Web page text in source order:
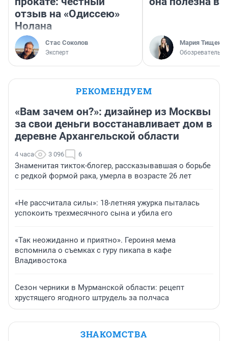
отзыв на «Одиссею»
Нолана
Стас Соколов
Эксперт
Мария Тищенко
Обозреватель
РЕКОМЕНДУЕМ
«Вам зачем он?»: дизайнер из Москвы
за свои деньги восстанавливает дом в
деревне Архангельской области
4 часа 3 096 6
Знаменитая тикток-блогер, рассказывавшая о борьбе
с редкой формой рака, умерла в возрасте 26 лет
«Не рассчитала силы»: 18-летняя ужурка пыталась
успокоить трехмесячного сына и убила его
«Так неожиданно и приятно». Героиня мема
вспомнила о съемках с гуру пикапа в кафе
Владивостока
Сезон черники в Мурманской области: рецепт
хрустящего ягодного штрудель за полчаса
ЗНАКОМСТВА